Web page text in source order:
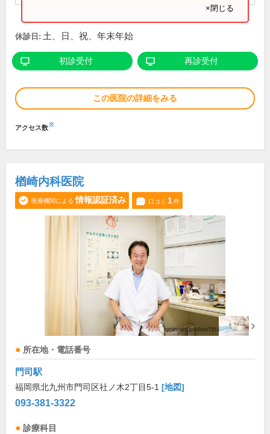
×閉じる
休診日: 土、日、祝、年末年始
初診受付 再診受付
この医院の詳細をみる
アクセス数※
楢崎内科医院
医療機関による 情報認証済み 口コミ 1件
所在地・電話番号
門司駅
福岡県北九州市門司区社ノ木2丁目5-1 [地図]
093-381-3322
診療科目